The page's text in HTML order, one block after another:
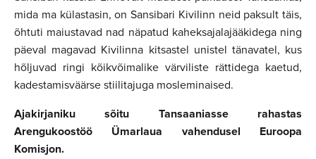
mida ma külastasin, on Sansibari Kivilinn neid paksult täis,
õhtuti maiustavad nad näpatud kaheksajalajääkidega ning
päeval magavad Kivilinna kitsastel unistel tänavatel, kus
hõljuvad ringi kõikvõimalike värviliste rättidega kaetud,
kadestamisväärse stiilitajuga mosleminaised.
Ajakirjaniku sõitu Tansaaniasse rahastas
Arengukoostöö Ümarlaua vahendusel Euroopa
Komisjon.